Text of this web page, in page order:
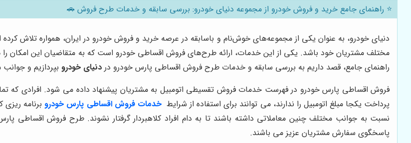
⭐️ راهنمای جامع خرید و فروش خودرو از مجموعه دنیای خودرو: بررسی سابقه و خدمات طرح فروش 🚗
دنیای خودرو، به عنوان یکی از مجموعه‌های خوش‌نام و باسابقه در عرصه خرید و فروش خودرو در ایران، همواره تلاش
مختلف مشتریان خود باشد. یکی از این خدمات، ارائه طرح‌های فروش اقساطی خودرو است که به متقاضیان این امکان
راهنمای جامع، قصد داریم به بررسی سابقه و خدمات طرح فروش اقساطی پارس خودرو در دنیای خودروبپردازیم و
فروش اقساطی پارس خودرو در فهرست خدمات فروش تقسیطی اتومبیل به مشتریان پیشنهاد داده می شود. افرادی که
پرداخت یکجا مبلغ اتومبیل را ندارند، می توانند برای استفاده از شرایط خدمات فروش اقساطی پارس خودروبرنامه ریزی
نسبت به جوانب مختلف چنین معاملاتی داشته باشند تا به دام افراد کلاهبردار گرفتار نشوند. طرح فروش
پاسخگوی سفارش مشتریان عزیز می باشند.